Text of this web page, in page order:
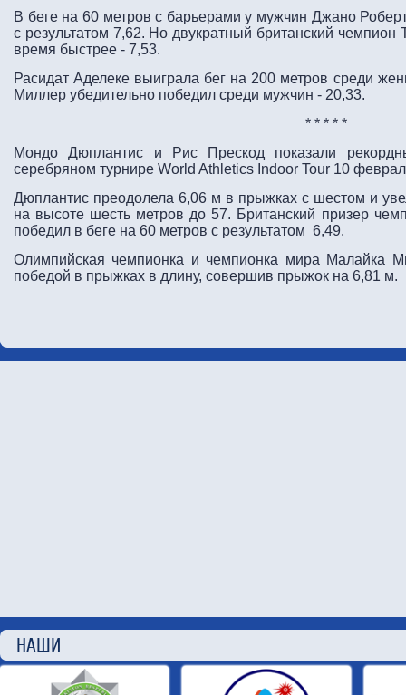
В беге на 60 метров с барьерами у мужчин Джано
с результатом 7,62. Но двукратный британский
время быстрее - 7,53.
Расидат Аделеке выиграла бег на 200 метров среди
Миллер убедительно победил среди мужчин - 20,33.
* * * * *
Мондо Дюплантис и Рис Прескод показали
серебряном турнире World Athletics Indoor Tour 10
Дюплантис преодолела 6,06 м в прыжках с шестом и
на высоте шесть метров до 57. Британский призер
победил в беге на 60 метров с результатом 6,49.
Олимпийская чемпионка и чемпионка мира Малайка
победой в прыжках в длину, совершив прыжок на 6,81 м.
НАШИ